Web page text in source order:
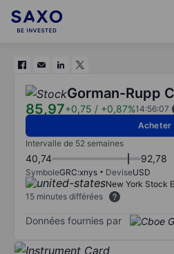
Gorman-Rupp
85,97+0,75 / +0,87%14:56:07
Acheter
Intervalle de 52 semaines
40,74 92,78
SymboleGRC:xnys DeviseUSD
New York Stock
15 minutes différées
Données fournies par